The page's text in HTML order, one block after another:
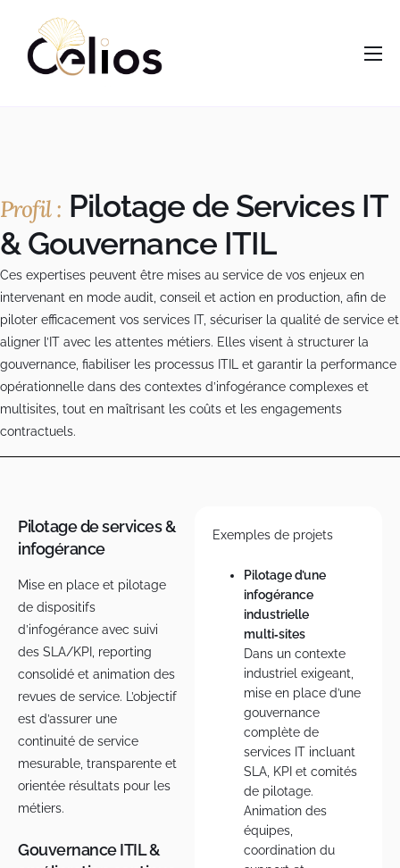
principal
Accueil
Opportunités
Actus
Vous êtes ?
Contacts
Profil : Pilotage de Services IT
& Gouvernance ITIL
Ces expertises peuvent être mises au service de vos enjeux en
intervenant en mode audit, conseil et action en production, afin de
piloter efficacement vos services IT, sécuriser la qualité de service et
aligner l’IT avec les attentes métiers. Elles visent à structurer la
gouvernance, fiabiliser les processus ITIL et garantir la performance
opérationnelle dans des contextes d’infogérance complexes et
multisites, tout en maîtrisant les coûts et les engagements
contractuels.
Pilotage de services &
infogérance
Mise en place et pilotage
de dispositifs
d’infogérance avec suivi
des SLA/KPI, reporting
consolidé et animation des
revues de service. L’objectif
est d’assurer une
continuité de service
mesurable, transparente et
orientée résultats pour les
métiers.
Gouvernance ITIL &
Exemples de projets
Pilotage d’une
infogérance
industrielle
multi‑sites
Dans un contexte
industriel exigeant,
mise en place d’une
gouvernance
complète de
services IT incluant
SLA, KPI et comités
de pilotage.
Animation des
équipes,
coordination du